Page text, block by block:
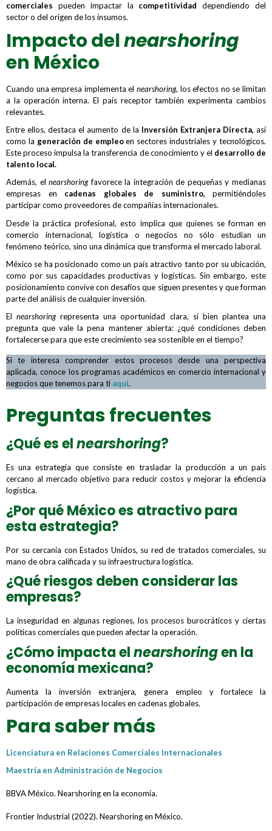
comerciales pueden impactar la competitividad dependiendo del
sector o del origen de los insumos.
Impacto delnearshoring
en México
Cuando una empresa implementa el nearshoring, los efectos no se limitan
a la operación interna. El país receptor también experimenta cambios
relevantes.
Entre ellos, destaca el aumento de la Inversión Extranjera Directa, así
como la generación de empleoen sectores industriales y tecnológicos.
Este proceso impulsa la transferencia de conocimiento y el desarrollo de
talento local.
Además, elnearshoringfavorece la integración de pequeñas y medianas
empresas en cadenas globales de suministro, permitiéndoles
participar como proveedores de compañías internacionales.
Desde la práctica profesional, esto implica que quienes se forman en
comercio internacional, logística o negocios no sólo estudian un
fenómeno teórico, sino una dinámica que transforma el mercado laboral.
México se ha posicionado como un país atractivo tanto por su ubicación,
como por sus capacidades productivas y logísticas. Sin embargo, este
posicionamiento convive con desafíos que siguen presentes y que forman
parte del análisis de cualquier inversión.
Elnearshoringrepresenta una oportunidad clara, si bien plantea una
pregunta que vale la pena mantener abierta: ¿qué condiciones deben
fortalecerse para que este crecimiento sea sostenible en el tiempo?
Si te interesa comprender estos procesos desde una perspectiva
aplicada, conoce los programas académicos en comercio internacional y
negocios que tenemos para ti aquí.
Preguntas frecuentes
¿Qué es elnearshoring?
Es una estrategia que consiste en trasladar la producción a un país
cercano al mercado objetivo para reducir costos y mejorar la eficiencia
logística.
¿Por qué México es atractivo para
esta estrategia?
Por su cercanía con Estados Unidos, su red de tratados comerciales, su
mano de obra calificada y su infraestructura logística.
¿Qué riesgos deben considerar las
empresas?
La inseguridad en algunas regiones, los procesos burocráticos y ciertas
políticas comerciales que pueden afectar la operación.
¿Cómo impacta elnearshoringen la
economía mexicana?
Aumenta la inversión extranjera, genera empleo y fortalece la
participación de empresas locales en cadenas globales.
Para saber más
Licenciatura en Relaciones Comerciales Internacionales
Maestría en Administración de Negocios
BBVA México. Nearshoring en la economía.
Frontier Industrial (2022). Nearshoring en México.